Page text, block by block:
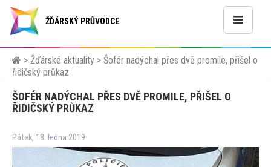
ŽĎÁRSKÝ PRŮVODCE
> Žďárské aktuality > Šofér nadýchal přes dvě promile, přišel o
řidičský průkaz
ŠOFÉR NADÝCHAL PŘES DVĚ PROMILE, PŘIŠEL O
ŘIDIČSKÝ PRŮKAZ
Pátek, 18. ledna 2019